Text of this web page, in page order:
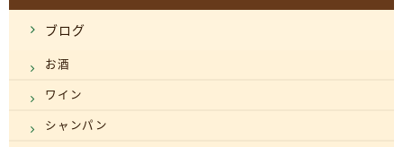
ブログ
お酒
ワイン
シャンパン